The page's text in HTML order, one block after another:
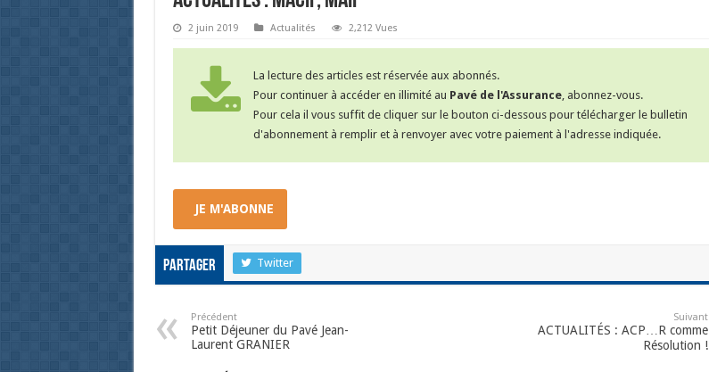
2 juin 2019 Actualités 2,212 Vues
La lecture des articles est réservée aux abonnés.
Pour continuer à accéder en illimité au Pavé de l'Assurance, abonnez-vous.
Pour cela il vous suffit de cliquer sur le bouton ci-dessous pour télécharger le bulletin
d'abonnement à remplir et à renvoyer avec votre paiement à l'adresse indiquée.
JE M'ABONNE
Partager Twitter
Précédent
Petit Déjeuner du Pavé Jean-
Laurent GRANIER
Suivant
ACTUALITÉS : ACP…R comme
Résolution !